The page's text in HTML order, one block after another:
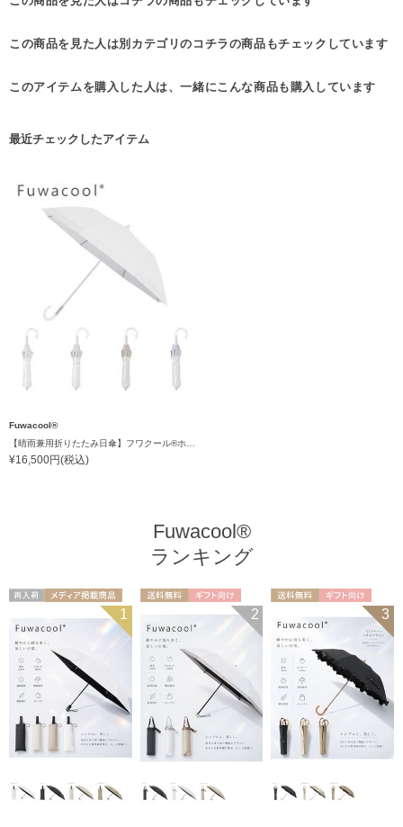
この商品を見た人は別カテゴリのコチラの商品もチェックしています
このアイテムを購入した人は、一緒にこんな商品も購入しています
最近チェックしたアイテム
Fuwacool®
¥16,500円(税込)
Fuwacool®
ランキング
メディア掲載商 1
ギフト向け
2
ギフト向け
WOMEN
3